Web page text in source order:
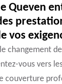
Queven
vos
changement
vous vers
couverture